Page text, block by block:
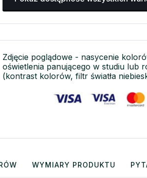
Zdjęcie poglądowe - nasycenie
oświetlenia panującego w studiu lub
(kontrast kolorów, filtr światła
WYMIARY PRODUKTU